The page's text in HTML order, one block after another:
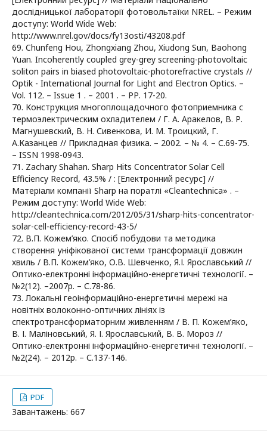
дослідницької лабораторії фотовольтаїки NREL. – Режим
доступу: World Wide Web:
http://www.nrel.gov/docs/fy13osti/43208.pdf
69. Chunfeng Hou, Zhongxiang Zhou, Xiudong Sun, Baohong
Yuan. Incoherently coupled grey-grey screening-photovoltaic
soliton pairs in biased photovoltaic-photorefractive crystals //
Optik - International Journal for Light and Electron Optics. –
Vol. 112. – Issue 1 . – 2001 . – PР. 17-20.
70. Конструкция многоплощадочного фотоприемника с
термоэлектрическим охладителем / Г. А. Аракелов, В. Р.
Магнушевский, В. Н. Сивенкова, И. М. Троицкий, Г.
А.Казанцев // Прикладная физика. – 2002. – № 4. – С.69-75.
– ISSN 1998-0943.
71. Zachary Shahan. Sharp Hits Concentrator Solar Cell
Efficiency Record, 43.5% / : [Електронний ресурс] //
Матеріали компанії Sharp на поратлі «Cleantechnica» . –
Режим доступу: World Wide Web:
http://cleantechnica.com/2012/05/31/sharp-hits-concentrator-
solar-cell-efficiency-record-43-5/
72. В.П. Кожем’яко. Спосіб побудови та методика
створення уніфікованої системи трансформації довжин
хвиль / В.П. Кожем’яко, О.В. Шевченко, Я.І. Ярославський //
Оптико-електронні інформаційно-енергетичні технології. –
№2(12). –2007р. – С.78-86.
73. Локальні геоінформаційно-енергетичні мережі на
новітніх волоконно-оптичних лініях із
спектротрансформаторним живленням / В. П. Кожем’яко,
В. І. Маліновський, Я. І. Ярославський, В. В. Мороз //
Оптико-електронні інформаційно-енергетичні технології. –
№2(24). – 2012р. – С.137-146.
PDF
Завантажень: 667